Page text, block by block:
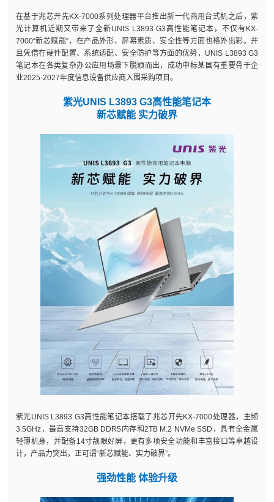
在基于兆芯开先KX-7000系列处理器平台推出新一代商用台式机之后，紫
光计算机近期又带来了全新UNIS L3893 G3高性能笔记本，不仅有KX-
7000“新芯赋能”，在产品外形、屏幕素质、安全性等方面也格外出彩。并
且凭借在硬件配置、系统适配、安全防护等方面的优势，UNIS L3893 G3
笔记本在各类复杂办公应用场景下脱颖而出，成功中标某国有重要骨干企
业2025-2027年度信息设备供应商入围采购项目。
紫光UNIS L3893 G3高性能笔记本
新芯赋能 实力破界
紫光UNIS L3893 G3高性能笔记本搭载了兆芯开先KX-7000处理器，主频
3.5GHz，最高支持32GB DDR5内存和2TB M.2 NVMe SSD，具有全金属
轻薄机身，并配备14寸靓眼好屏，更有多项安全功能和丰富接口等卓越设
计，产品力突出，正可谓“新芯赋能、实力破界”。
强劲性能 体验升级